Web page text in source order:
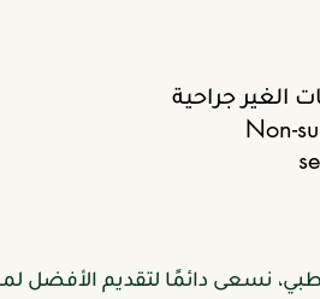
الغير جراحية
Non-
نسعى دائمًا لتقديم الأفضل